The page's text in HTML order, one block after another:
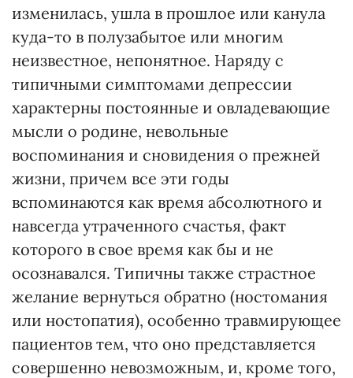
изменилась, ушла в прошлое или канула
куда-то в полузабытое или многим
неизвестное, непонятное. Наряду с
типичными симптомами депрессии
характерны постоянные и овладевающие
мысли о родине, невольные
воспоминания и сновидения о прежней
жизни, причем все эти годы
вспоминаются как время абсолютного и
навсегда утраченного счастья, факт
которого в свое время как бы и не
осознавался. Типичны также страстное
желание вернуться обратно (ностомания
или ностопатия), особенно травмирующее
пациентов тем, что оно представляется
совершенно невозможным, и, кроме того,